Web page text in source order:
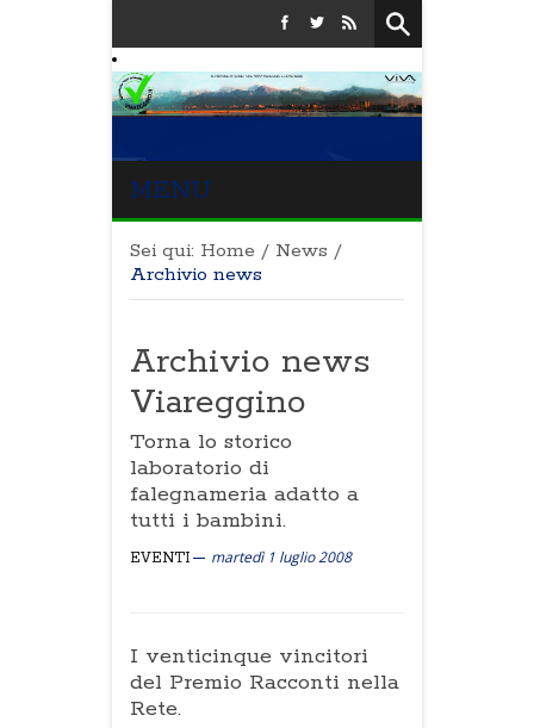
MENU
Sei qui: Home / News /
Archivio news
Archivio news
Viareggino
Torna lo storico
laboratorio di
falegnameria adatto a
tutti i bambini.
EVENTI martedì 1 luglio 2008
I venticinque vincitori
del Premio Racconti nella
Rete.